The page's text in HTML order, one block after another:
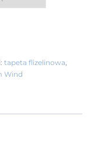
tapeta flizelinowa
Wind